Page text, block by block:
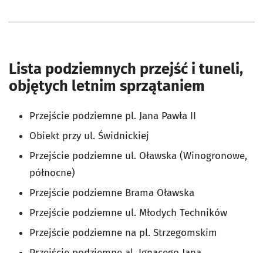
Lista podziemnych przejść i tuneli,
objętych letnim sprzątaniem
Przejście podziemne pl. Jana Pawła II
Obiekt przy ul. Świdnickiej
Przejście podziemne ul. Oławska (Winogronowe,
północne)
Przejście podziemne Brama Oławska
Przejście podziemne ul. Młodych Techników
Przejście podziemne na pl. Strzegomskim